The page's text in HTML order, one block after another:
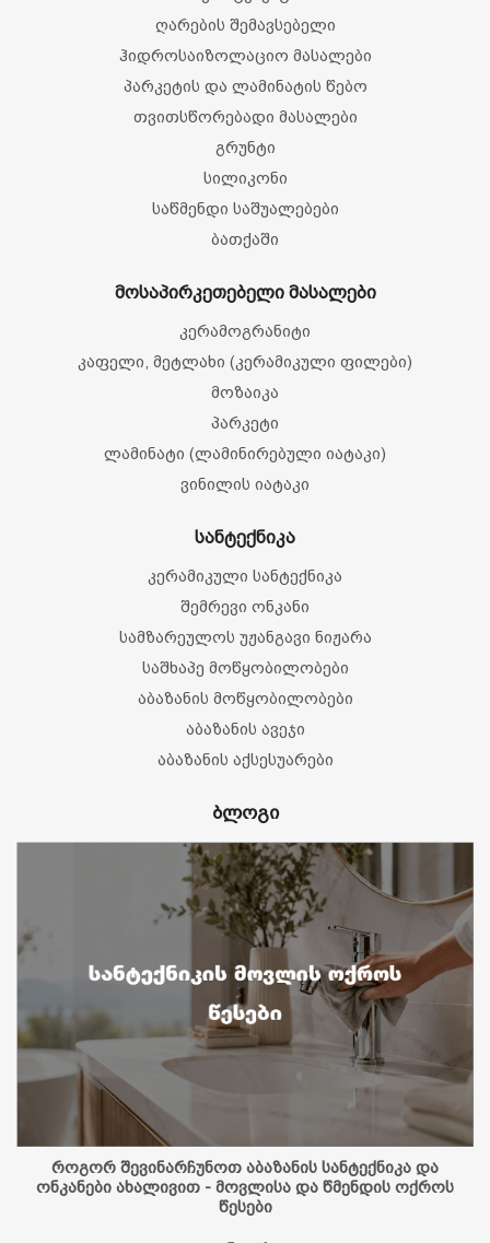
ღარების შემავსებელი
ჰიდროსაიზოლაციო მასალები
პარკეტის და ლამინატის წებო
თვითსწორებადი მასალები
გრუნტი
სილიკონი
საწმენდი საშუალებები
ბათქაში
მოსაპირკეთებელი მასალები
კერამოგრანიტი
კაფელი, მეტლახი (კერამიკული ფილები)
მოზაიკა
პარკეტი
ლამინატი (ლამინირებული იატაკი)
ვინილის იატაკი
სანტექნიკა
კერამიკული სანტექნიკა
შემრევი ონკანი
სამზარეულოს უჟანგავი ნიჟარა
საშხაპე მოწყობილობები
აბაზანის მოწყობილობები
აბაზანის ავეჯი
აბაზანის აქსესუარები
ბლოგი
როგორ შევინარჩუნოთ აბაზანის სანტექნიკა და
ონკანები ახალივით - მოვლისა და წმენდის ოქროს
წესები